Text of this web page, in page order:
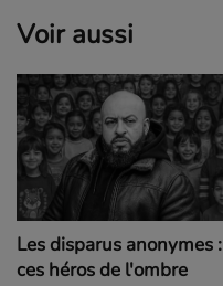
Voir aussi
Les disparus anonymes :
ces héros de l'ombre